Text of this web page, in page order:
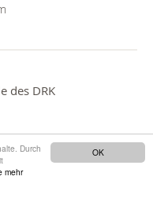
OK
Durch
mehr
des DRK